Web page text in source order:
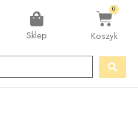
Sklep
0
Koszyk